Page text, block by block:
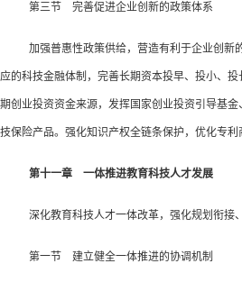
第三节 完善促进企业创新的政策体系
加强普惠性政策供给，营造有利于企业创新
应的科技金融体制，完善长期资本投早、投小、
期创业投资资金来源，发挥国家创业投资引导基
技保险产品。强化知识产权全链条保护，优化专
第十一章 一体推进教育科技人才发展
深化教育科技人才一体改革，强化规划衔接
第一节 建立健全一体推进的协调机制